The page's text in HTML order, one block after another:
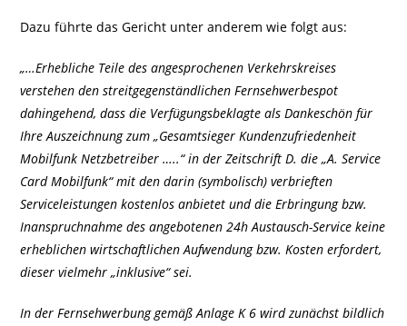
Dazu führte das Gericht unter anderem wie folgt aus:
„…Erhebliche Teile des angesprochenen Verkehrskreises
verstehen den streitgegenständlichen Fernsehwerbespot
dahingehend, dass die Verfügungsbeklagte als Dankeschön für
Ihre Auszeichnung zum „Gesamtsieger Kundenzufriedenheit
Mobilfunk Netzbetreiber …..“ in der Zeitschrift D. die „A. Service
Card Mobilfunk“ mit den darin (symbolisch) verbrieften
Serviceleistungen kostenlos anbietet und die Erbringung bzw.
Inanspruchnahme des angebotenen 24h Austausch-Service keine
erheblichen wirtschaftlichen Aufwendung bzw. Kosten erfordert,
dieser vielmehr „inklusive“ sei.
In der Fernsehwerbung gemäß Anlage K 6 wird zunächst bildlich